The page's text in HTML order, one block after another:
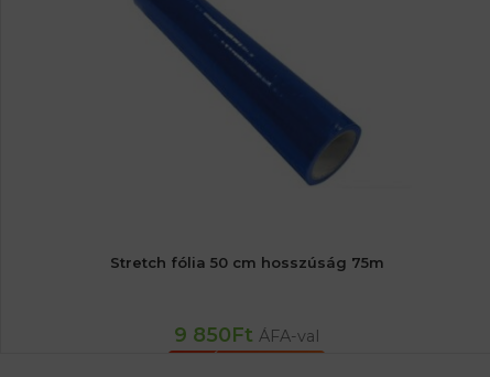
Stretch fólia 50 cm hosszúság 75m
9 850Ft ÁFA-val
KOSÁRBA TESZEM